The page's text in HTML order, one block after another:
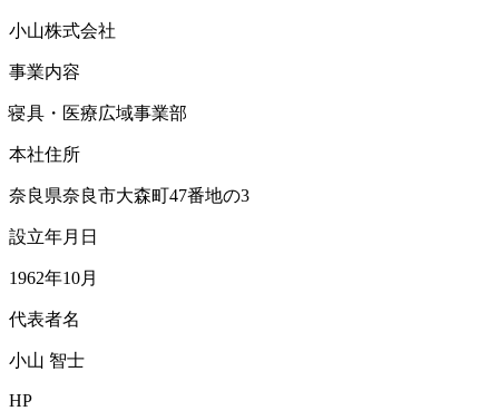
小山株式会社
事業内容
寝具・医療広域事業部
本社住所
奈良県奈良市大森町47番地の3
設立年月日
1962年10月
代表者名
小山 智士
HP